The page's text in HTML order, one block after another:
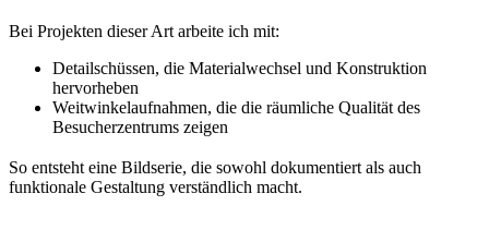
Bei Projekten dieser Art arbeite ich mit:
Detailschüssen, die Materialwechsel und Konstruktion
hervorheben
Weitwinkelaufnahmen, die die räumliche Qualität des
Besucherzentrums zeigen
So entsteht eine Bildserie, die sowohl dokumentiert als auch
funktionale Gestaltung verständlich macht.